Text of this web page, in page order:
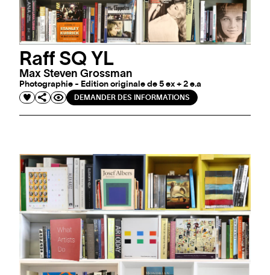
Raff SQ YL
Max Steven Grossman
Photographie - Edition originale de 5 ex + 2 e.a
DEMANDER DES INFORMATIONS